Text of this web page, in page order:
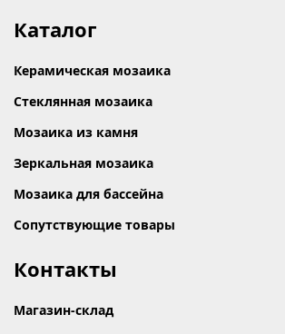
Каталог
Керамическая мозаика
Стеклянная мозаика
Мозаика из камня
Зеркальная мозаика
Мозаика для бассейна
Сопутствующие товары
Контакты
Магазин-склад